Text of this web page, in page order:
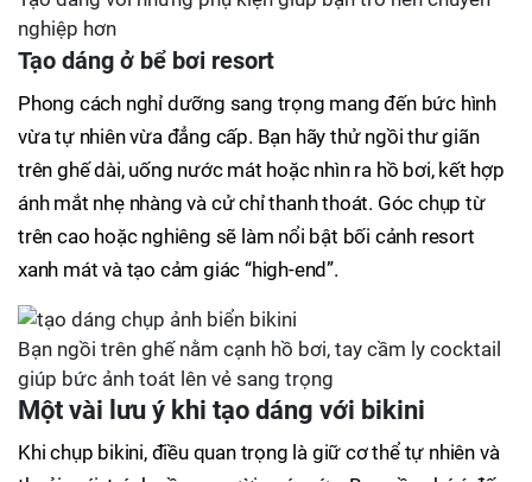
nghiệp hơn
Tạo dáng ở bể bơi resort
Phong cách nghỉ dưỡng sang trọng mang đến bức hình
vừa tự nhiên vừa đẳng cấp. Bạn hãy thử ngồi thư giãn
trên ghế dài, uống nước mát hoặc nhìn ra hồ bơi, kết hợp
ánh mắt nhẹ nhàng và cử chỉ thanh thoát. Góc chụp từ
trên cao hoặc nghiêng sẽ làm nổi bật bối cảnh resort
xanh mát và tạo cảm giác “high-end”.
Bạn ngồi trên ghế nằm cạnh hồ bơi, tay cầm ly cocktail
giúp bức ảnh toát lên vẻ sang trọng
Một vài lưu ý khi tạo dáng với bikini
Khi chụp bikini, điều quan trọng là giữ cơ thể tự nhiên và